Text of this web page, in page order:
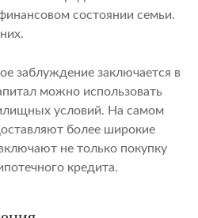
состоянии семьи.
заблуждение заключается в
можно использовать
условий. На самом
более широкие
не только покупку
кредита.